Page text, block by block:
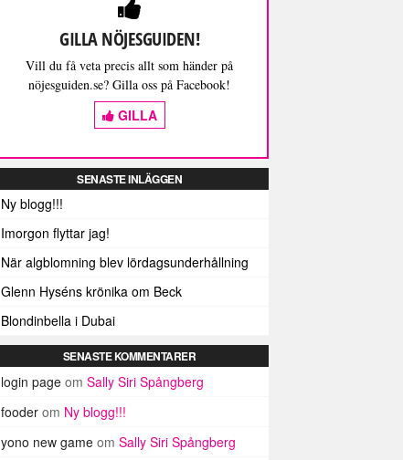
GILLA NÖJESGUIDEN!
Vill du få veta precis allt som händer på
nöjesguiden.se? Gilla oss på Facebook!
GILLA
SENASTE INLÄGGEN
Ny blogg!!!
Imorgon flyttar jag!
När algblomning blev lördagsunderhållning
Glenn Hyséns krönika om Beck
Blondinbella i Dubai
SENASTE KOMMENTARER
login page om Sally Siri Spångberg
fooder om Ny blogg!!!
yono new game om Sally Siri Spångberg